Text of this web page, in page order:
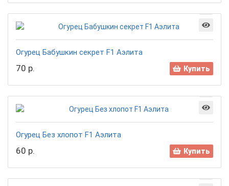
Огурец Бабушкин секрет F1 Аэлита
70 р. Купить
Огурец Без хлопот F1 Аэлита
60 р. Купить